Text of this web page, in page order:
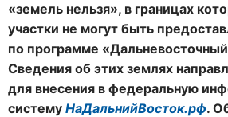
«земель нельзя», в границах
участки не могут быть
по программе «Дальневосточный
Сведения об этих землях
для внесения в федеральную
систему НаДальнийВосток.рф.